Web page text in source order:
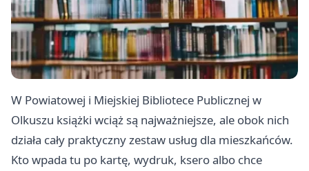
W Powiatowej i Miejskiej Bibliotece Publicznej w
Olkuszu książki wciąż są najważniejsze, ale obok nich
działa cały praktyczny zestaw usług dla mieszkańców.
Kto wpada tu po kartę, wydruk, ksero albo chce